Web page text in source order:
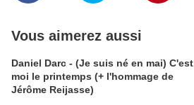
Vous aimerez aussi
Daniel Darc - (Je suis né en mai) C'est
moi le printemps (+ l'hommage de
Jérôme Reijasse)